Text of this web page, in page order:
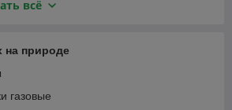
и интерьер
для дачи
всё
на природе
газовые